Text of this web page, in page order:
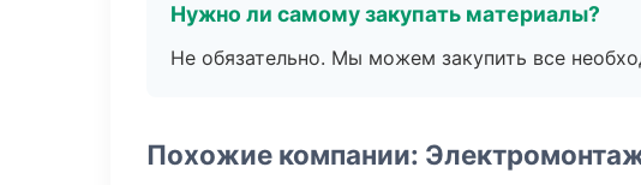
Нужно ли самому закупать материалы?
Не обязательно. Мы можем закупить все
Похожие компании: